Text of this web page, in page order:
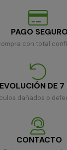
PAGO SEGURO
con total
DE 7
dañados o
CONTACTO